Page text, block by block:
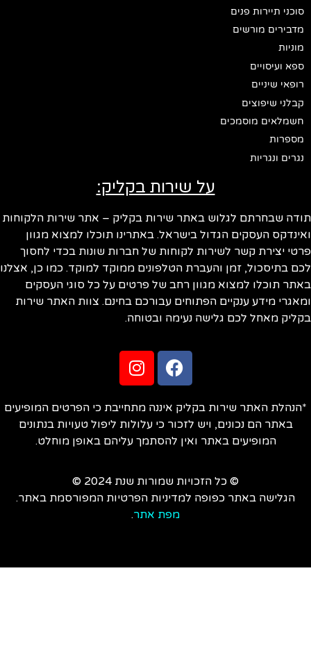
סוכני תיירות פנים
מדבירים מורשים
מוניות
ספא ועיסויים
רופאי שיניים
קבלני שיפוצים
חשמלאים מוסמכים
מספרות
נגרים ונגריות
על שירות בקליק:
שבחרתם לגלוש באתר שירות בקליק – אתר שירות הלקוחות
העסקים הגדול בישראל. באתרינו תוכלו למצוא מגוון
יצירת קשר לשירות לקוחות של חברות שונות בכדי לחסוך
בתיסכול, זמן והעברת הטלפונים ממוקד למוקד. כמו כן, אצלנו
תוכלו למצוא מגוון רחב של פרטים על כל סוגי העסקים
מידע ענקיים הפתוחים עבורכם בחינם. צוות האתר שירות
מאחל לכם גלישה נעימה ובטוחה.
האתר שירות בקליק איננה מתחייבת כי הפרטים המופיעים
באתר הם נכונים, ויש לזכור כי עלולות ליפול טעויות בנתונים
המופיעים באתר ואין להסתמך עליהם באופן מוחלט.
© כל הזכויות שמורות שנת 2024 ©
הגלישה באתר כפופה למדיניות הפרטיות המפורסמת באתר.
מפת אתר.